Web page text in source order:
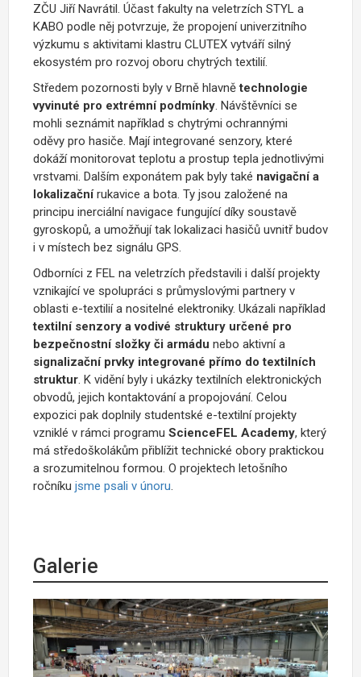
ZČU Jiří Navrátil. Účast fakulty na veletrzích STYL a
KABO podle něj potvrzuje, že propojení univerzitního
výzkumu s aktivitami klastru CLUTEX vytváří silný
ekosystém pro rozvoj oboru chytrých textilií.
Středem pozornosti byly v Brně hlavnětechnologie
vyvinuté pro extrémní podmínky. Návštěvníci se
mohli seznámit například s chytrými ochrannými
oděvy pro hasiče. Mají integrované senzory, které
dokáží monitorovat teplotu a prostup tepla jednotlivými
vrstvami. Dalším exponátem pak byly také navigační a
lokalizačnírukavice a bota. Ty jsou založené na
principu inerciální navigace fungující díky soustavě
gyroskopů, a umožňují tak lokalizaci hasičů uvnitř budov
i v místech bez signálu GPS.
Odborníci z FEL na veletrzích představili i další projekty
vznikající ve spolupráci s průmyslovými partnery v
oblasti e-textilií a nositelné elektroniky. Ukázali například
textilní senzory a vodivé struktury určené pro
bezpečnostní složky či armádu nebo aktivní a
signalizační prvky integrované přímo do textilních
struktur. K vidění byly i ukázky textilních elektronických
obvodů, jejich kontaktování a propojování. Celou
expozici pak doplnily studentské e-textilní projekty
vzniklé v rámci programu ScienceFEL Academy, který
má středoškolákům přiblížit technické obory praktickou
a srozumitelnou formou. O projektech letošního
ročníku jsme psali v únoru.
Galerie